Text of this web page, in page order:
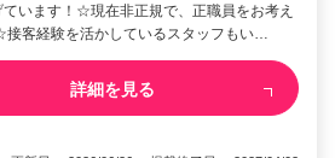
います！☆現在非正規で、正職員をお考え
客経験を活かしているスタッフもい…
詳細を見る